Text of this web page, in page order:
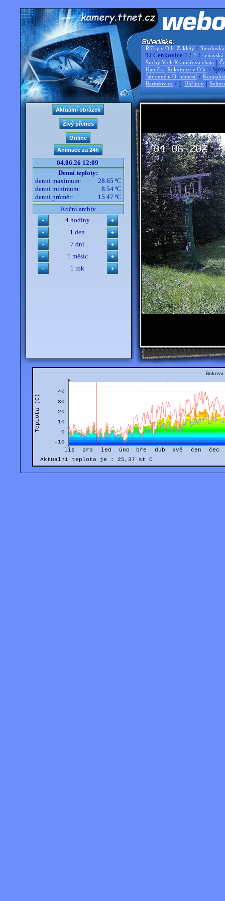
Říčky v O.h. Zakletý / Sjezdovka
TJ Čenkovice 1 / 2 / svitavská
Suchý Vrch Kramářova chata |
Hanička |Rokytnice v O.h. /
Jablonné n O. náměstí /
Bartošovice / 2 |Uhřínov |
04.06.26 12:09
Denní teploty:
denní maximum:
28.65 ºC
denní minimum:
8.54 ºC
denní průměr:
15.47 ºC
Roční archiv
4 hodiny
1 den
7 dní
1 měsíc
1 rok